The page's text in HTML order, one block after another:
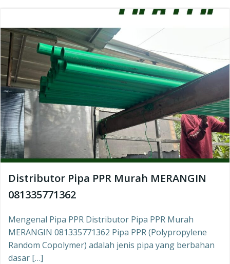
Distributor Pipa PPR Murah MERANGIN
081335771362
Mengenal Pipa PPR Distributor Pipa PPR Murah
MERANGIN 081335771362 Pipa PPR (Polypropylene
Random Copolymer) adalah jenis pipa yang berbahan
dasar […]